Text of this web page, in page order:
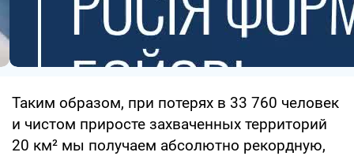
Таким образом, при потерях в 33 760 человек
и чистом приросте захваченных территорий
20 км² мы получаем абсолютно рекордную,